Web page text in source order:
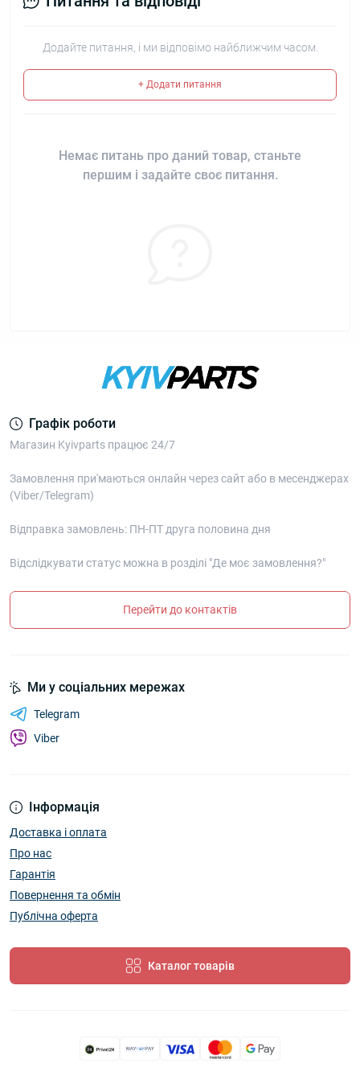
Додайте питання, і ми відповімо найближчим часом.
+ Додати питання
Немає питань про даний товар, станьте
першим і задайте своє питання.
Графік роботи
Магазин Kyivparts працює 24/7
Замовлення при'маються онлайн через сайт або в месенджерах
(Viber/Telegram)
Відправка замовлень: ПН-ПТ друга половина дня
Відслідкувати статус можна в розділі "Де моє замовлення?"
Перейти до контактів
Інформація
Доставка і оплата
Про нас
Гарантія
Повернення та обмін
Публічна оферта
Каталог товарів
Ми у соціальних мережах
Telegram
Viber